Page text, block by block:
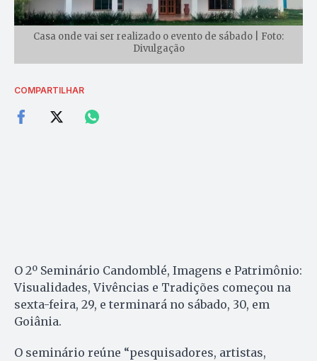
Casa onde vai ser realizado o evento de sábado | Foto:
Divulgação
COMPARTILHAR
O 2º Seminário Candomblé, Imagens e Patrimônio:
Visualidades, Vivências e Tradições começou na
sexta-feira, 29, e terminará no sábado, 30, em
Goiânia.
O seminário reúne “pesquisadores, artistas,